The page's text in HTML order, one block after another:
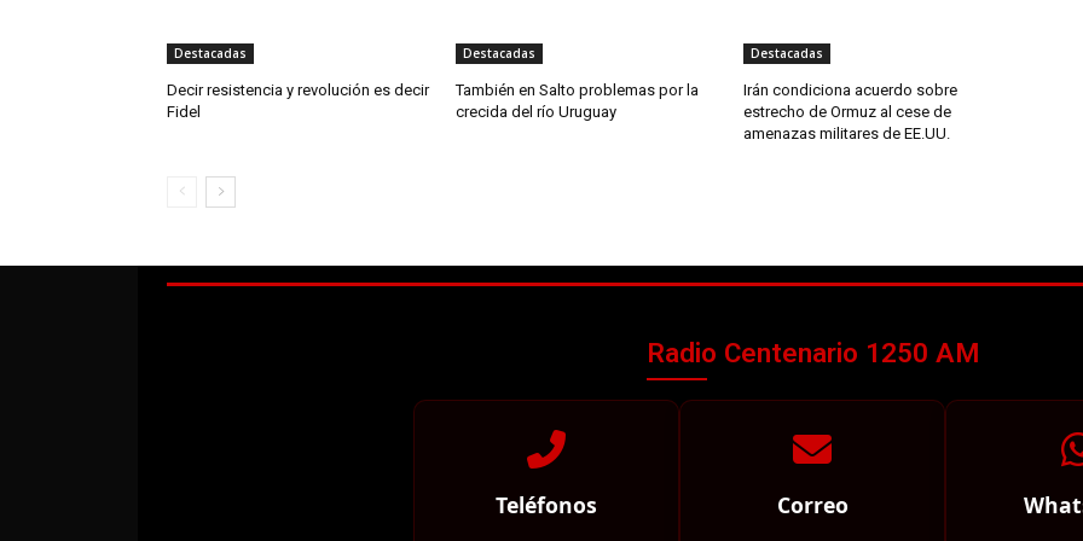
Destacadas
Decir resistencia y revolución es decir
Fidel
Destacadas
También en Salto problemas por la
crecida del río Uruguay
Destacadas
Irán condiciona acuerdo sobre
estrecho de Ormuz al cese de
amenazas militares de EE.UU.
Radio Centenario 1250 AM
Teléfonos Correo